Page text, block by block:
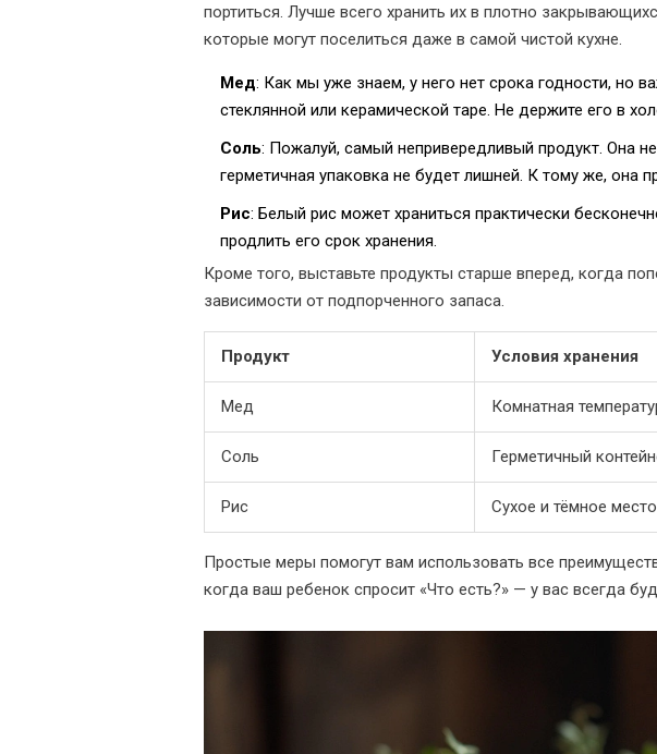
портиться. Лучше всего хранить их в плотно
которые могут поселиться даже в самой чистой кухне.
Мед: Как мы уже знаем, у него нет срока годности, но
стеклянной или керамической таре. Не держите его в
Соль: Пожалуй, самый непривередливый продукт. Она
герметичная упаковка не будет лишней. К тому же, она
Рис: Белый рис может храниться практически
продлить его срок хранения.
Кроме того, выставьте продукты старше вперед, когда
зависимости от подпорченного запаса.
Продукт Условия хранения
Мед Комнатная
Соль Герметичный
Рис Сухое и тёмное место
Простые меры помогут вам использовать все
когда ваш ребенок спросит «Что есть?» — у вас всегда